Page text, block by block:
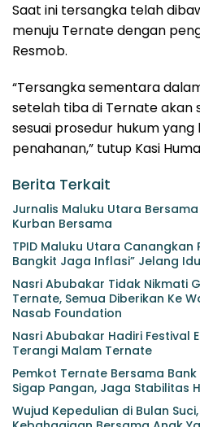
Saat ini tersangka telah
menuju Ternate dengan
Resmob.
“Tersangka sementara
setelah tiba di Ternate akan
sesuai prosedur hukum
penahanan,” tutup Kasi
Berita Terkait
Jurnalis Maluku Utara
Kurban Bersama
TPID Maluku Utara Canangkan
Bangkit Jaga Inflasi” Jelang
Nasri Abubakar Tidak Nikmati
Ternate, Semua Diberikan Ke
Nasab Foundation
Nasri Abubakar Hadiri Festival
Terangi Malam Ternate
Pemkot Ternate Bersama
Sigap Pangan, Jaga Stabilitas
Wujud Kepedulian di Bulan